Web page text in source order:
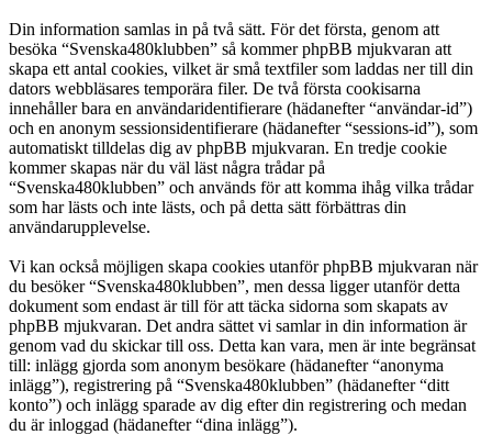
Din information samlas in på två sätt. För det första, genom att
besöka “Svenska480klubben” så kommer phpBB mjukvaran att
skapa ett antal cookies, vilket är små textfiler som laddas ner till din
dators webbläsares temporära filer. De två första cookisarna
innehåller bara en användaridentifierare (hädanefter “användar-id”)
och en anonym sessionsidentifierare (hädanefter “sessions-id”), som
automatiskt tilldelas dig av phpBB mjukvaran. En tredje cookie
kommer skapas när du väl läst några trådar på
“Svenska480klubben” och används för att komma ihåg vilka trådar
som har lästs och inte lästs, och på detta sätt förbättras din
användarupplevelse.
Vi kan också möjligen skapa cookies utanför phpBB mjukvaran när
du besöker “Svenska480klubben”, men dessa ligger utanför detta
dokument som endast är till för att täcka sidorna som skapats av
phpBB mjukvaran. Det andra sättet vi samlar in din information är
genom vad du skickar till oss. Detta kan vara, men är inte begränsat
till: inlägg gjorda som anonym besökare (hädanefter “anonyma
inlägg”), registrering på “Svenska480klubben” (hädanefter “ditt
konto”) och inlägg sparade av dig efter din registrering och medan
du är inloggad (hädanefter “dina inlägg”).